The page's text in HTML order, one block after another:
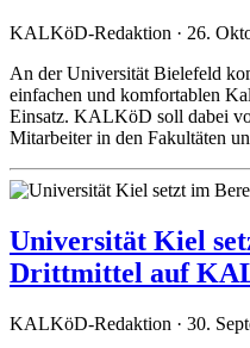
KALKöD-Redaktion · 26.
An der Universität Bielefeld
einfachen und komfortablen
Einsatz. KALKöD soll dabei
Mitarbeiter in den Fakultäten
Universität Kiel
Drittmittel auf
KALKöD-Redaktion · 30.